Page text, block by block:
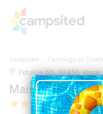
Campsited Campings en
Petalon bb, 52450, Vrsar,
Maistra